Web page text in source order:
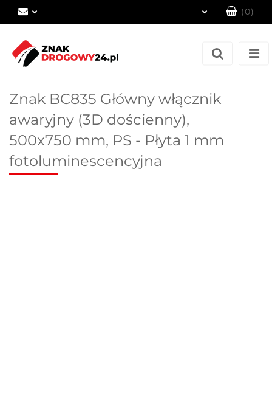
(0)
Znak BC835 Główny włącznik
awaryjny (3D dościenny),
500x750 mm, PS - Płyta 1 mm
fotoluminescencyjna